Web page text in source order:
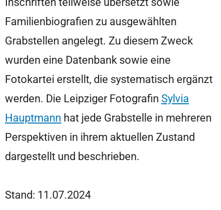
Familienbiografien zu ausgewählten
Grabstellen angelegt. Zu diesem Zweck
wurden eine Datenbank sowie eine
Fotokartei erstellt, die systematisch ergänzt
werden. Die Leipziger Fotografin Sylvia
Hauptmann hat jede Grabstelle in mehreren
Perspektiven in ihrem aktuellen Zustand
dargestellt und beschrieben.
Stand: 11.07.2024